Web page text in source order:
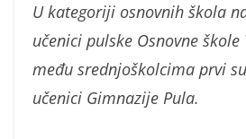
U kategoriji osnovnih škola
učenici pulske Osnovne škole
među srednjoškolcima prvi
učenici Gimnazije Pula.